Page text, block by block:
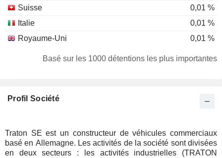
Suisse
0,01 %
Italie
0,01 %
Royaume-Uni
0,01 %
Basé sur les 1000 détentions les plus importantes
Profil Société
Traton SE est un constructeur de véhicules commerciaux
basé en Allemagne. Les activités de la société sont divisées
en deux secteurs : les activités industrielles (TRATON